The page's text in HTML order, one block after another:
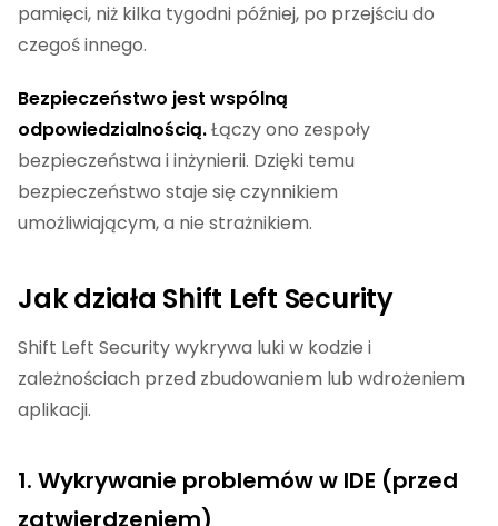
pamięci, niż kilka tygodni później, po przejściu do
czegoś innego.
Bezpieczeństwo jest wspólną
odpowiedzialnością.Łączy ono zespoły
bezpieczeństwa i inżynierii. Dzięki temu
bezpieczeństwo staje się czynnikiem
umożliwiającym, a nie strażnikiem.
Jak działa Shift Left Security
Shift Left Security wykrywa luki w kodzie i
zależnościach przed zbudowaniem lub wdrożeniem
aplikacji.
1. Wykrywanie problemów w IDE (przed
zatwierdzeniem)